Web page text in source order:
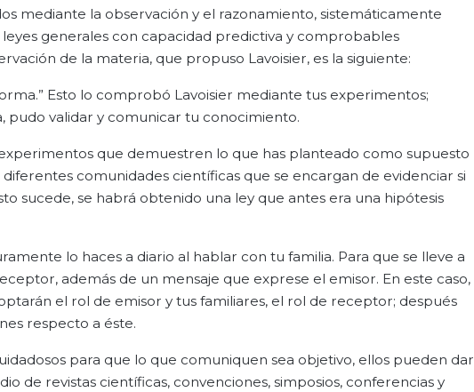
mediante la observación y el razonamiento, sistemáticamente
generales con capacidad predictiva y comprobables
de la materia, que propuso Lavoisier, es la siguiente:
Esto lo comprobó Lavoisier mediante tus experimentos;
pudo validar y comunicar tu conocimiento.
que demuestren lo que has planteado como supuesto
comunidades científicas que se encargan de evidenciar si
sucede, se habrá obtenido una ley que antes era una hipótesis
lo haces a diario al hablar con tu familia. Para que se lleve a
además de un mensaje que exprese el emisor. En este caso,
el rol de emisor y tus familiares, el rol de receptor; después
respecto a éste.
para que lo que comuniquen sea objetivo, ellos pueden dar
de revistas científicas, convenciones, simposios, conferencias y